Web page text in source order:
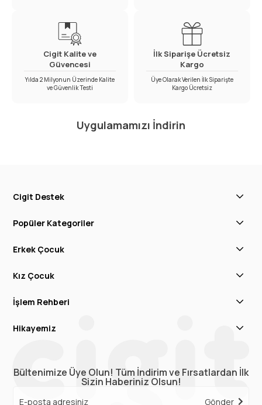
Cigit Kalite ve
Güvencesi
Yılda 2 Milyonun Üzerinde Kalite
ve Güvenlik Testi
İlk Siparişe Ücretsiz
Kargo
Üye Olarak Verilen İlk Siparişte
Kargo Ücretsiz
Uygulamamızı İndirin
Cigit Destek
Popüler Kategoriler
Erkek Çocuk
Kız Çocuk
İşlem Rehberi
Hikayemiz
Bültenimize Üye Olun! Tüm İndirim ve Fırsatlardan İlk
Sizin Haberiniz Olsun!
Gönder